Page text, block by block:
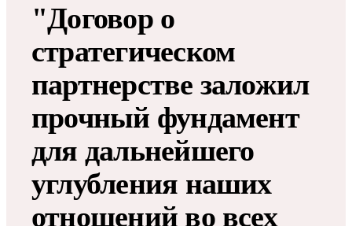
"Договор о
стратегическом
партнерстве заложил
прочный фундамент
для дальнейшего
углубления наших
отношений во всех